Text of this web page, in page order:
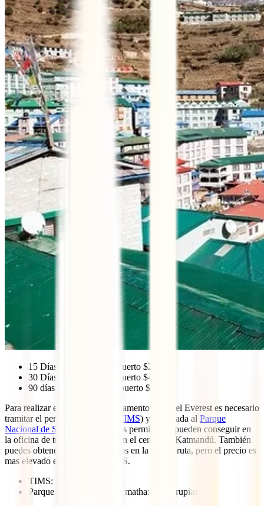
15 Días: 40€ (en el aeropuerto $25)
30 Días: 55€ (en el aeropuerto $40)
90 días: 120€ (en el aeropuerto $100)
Para realizar el
al campamento base del Everest es necesario
tramitar el permiso de
TIMS) y la entrada al Parque
Nacional de Sagarmatha
. Ambos permisos se pueden conseguir en
la oficina de turismo de Nepal en el centro de Katmandú. También
puedes obtener estos documentos en la propia ruta, pero el precio es
mas elevado en el caso del TIMS.
TIMS: 2.000 rupias
Parque Nacional de Sagarmatha: 3.390 rupias